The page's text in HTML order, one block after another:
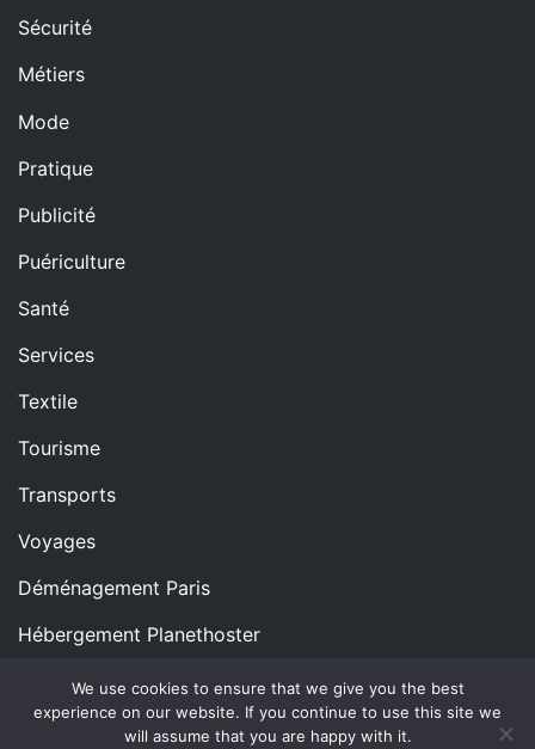
Sécurité
Métiers
Mode
Pratique
Publicité
Puériculture
Santé
Services
Textile
Tourisme
Transports
Voyages
Déménagement Paris
Hébergement Planethoster
Copyright © All rights reserved. Proudly powered by
We use cookies to ensure that we give you the best
experience on our website. If you continue to use this site we
will assume that you are happy with it.